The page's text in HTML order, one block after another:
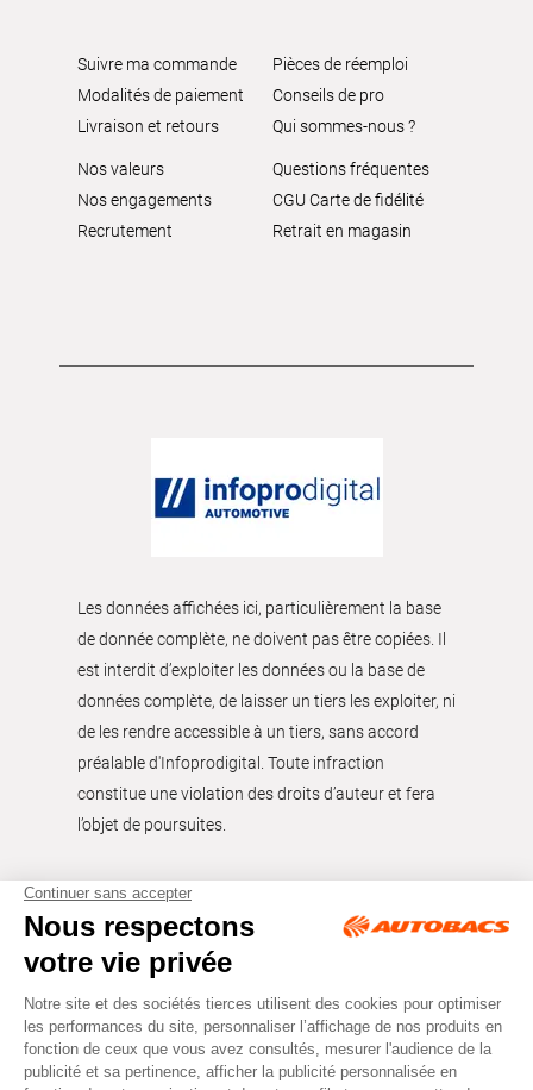
Suivre ma commande
Modalités de paiement
Livraison et retours
Pièces de réemploi
Conseils de pro
Qui sommes-nous ?
Nos valeurs
Nos engagements
Recrutement
Questions fréquentes
CGU Carte de fidélité
Retrait en magasin
Les données affichées ici, particulièrement la base
de donnée complète, ne doivent pas être copiées. Il
est interdit d’exploiter les données ou la base de
données complète, de laisser un tiers les exploiter, ni
de les rendre accessible à un tiers, sans accord
préalable d'Infoprodigital. Toute infraction
constitue une violation des droits d’auteur et fera
l’objet de poursuites.
Tous droits réservés © Autobacs